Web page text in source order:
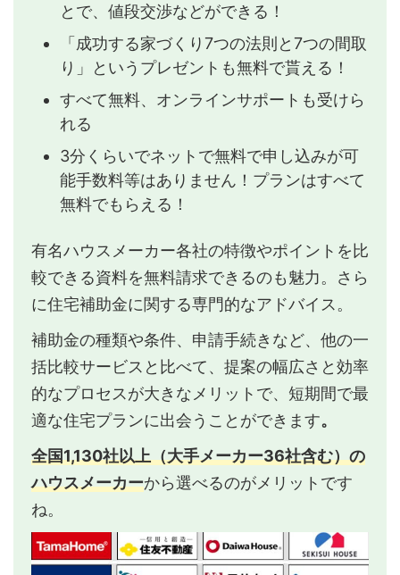
とで、値段交渉などができる！
「成功する家づくり7つの法則と7つの間取
り」というプレゼントも無料で貰える！
すべて無料、オンラインサポートも受けら
れる
3分くらいでネットで無料で申し込みが可
能手数料等はありません！プランはすべて
無料でもらえる！
有名ハウスメーカー各社の特徴やポイントを比
較できる資料を無料請求できるのも魅力。さら
に住宅補助金に関する専門的なアドバイス。
補助金の種類や条件、申請手続きなど、他の一
括比較サービスと比べて、提案の幅広さと効率
的なプロセスが大きなメリットで、短期間で最
適な住宅プランに出会うことができます。
全国1,130社以上（大手メーカー36社含む）の
ハウスメーカーから選べるのがメリットです
ね。